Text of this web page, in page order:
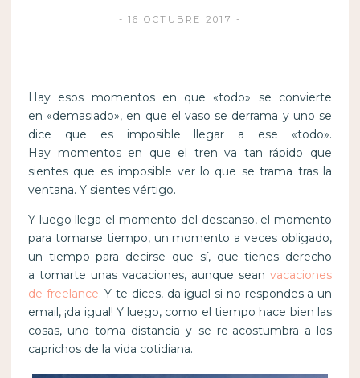
16 OCTUBRE 2017
Hay esos momentos en que «todo» se convierte
en «demasiado», en que el vaso se derrama y uno se
dice que es imposible llegar a ese «todo».
Hay momentos en que el tren va tan rápido que
sientes que es imposible ver lo que se trama tras la
ventana. Y sientes vértigo.
Y luego llega el momento del descanso, el momento
para tomarse tiempo, un momento a veces obligado,
un tiempo para decirse que sí, que tienes derecho
a tomarte unas vacaciones, aunque seanvacaciones
de freelance. Y te dices, da igual si no respondes a un
email, ¡da igual! Y luego, como el tiempo hace bien las
cosas, uno toma distancia y se re-acostumbra a los
caprichos de la vida cotidiana.